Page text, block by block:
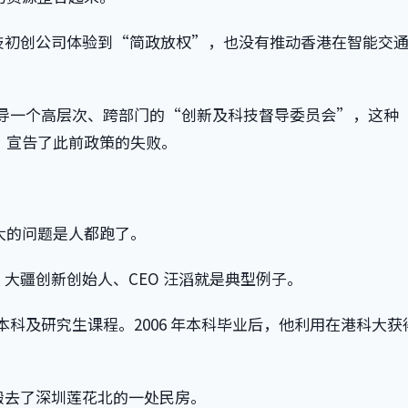
创公司体验到“简政放权”，也没有推动香港在智能交
一个高层次、跨部门的“创新及科技督导委员会”，这
了此前政策的失败。
问题是人都跑了。
疆创新创始人、CEO 汪滔就是典型例子。
及研究生课程。2006 年本科毕业后，他利用在港科大获
了深圳莲花北的一处民房。